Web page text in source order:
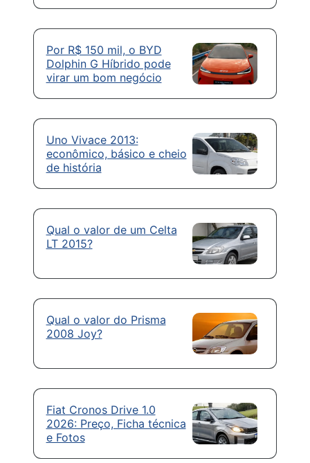
Por R$ 150 mil, o BYD
Dolphin G Híbrido pode
virar um bom negócio
Uno Vivace 2013:
econômico, básico e cheio
de história
Qual o valor de um Celta
LT 2015?
Qual o valor do Prisma
2008 Joy?
Fiat Cronos Drive 1.0
2026: Preço, Ficha técnica
e Fotos